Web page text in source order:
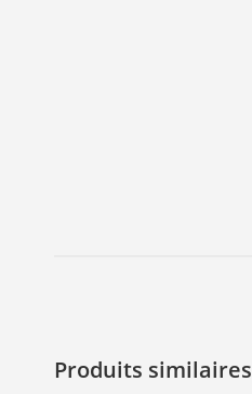
Produits similaires